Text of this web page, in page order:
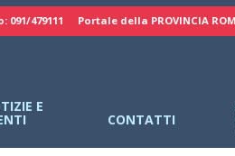
091/479111 Portale della PROVINCIA
E
CONTATTI